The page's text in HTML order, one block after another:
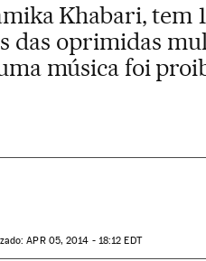
Khabari, tem
das oprimidas
música foi
APR05, 2014 - 18:12 EDT